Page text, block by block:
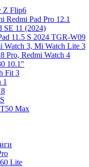
Z Flip6
Redmi Pad Pro 12.1
SE 11 (2024)
11.5 S 2024 TGR-W09
Watch 3, Mi Watch Lite 3
Pro, Redmi Watch 4
10.1"
Fit 3
1
Max
Lite